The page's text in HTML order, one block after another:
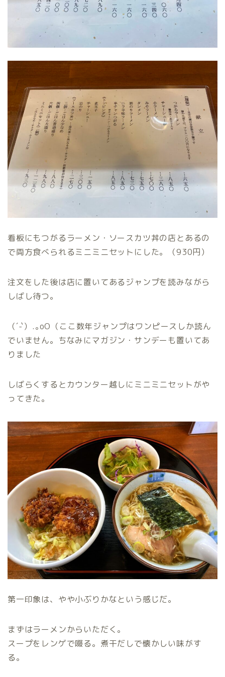
看板にもつがるラーメン・ソースカツ丼の店とあるの
で両方食べられるミニミニセットにした。（930円）
注文をした後は店に置いてあるジャンプを読みながら
しばし待つ。
（´-`）.｡oO（ここ数年ジャンプはワンピースしか読ん
でいません。ちなみにマガジン・サンデーも置いてあ
りました
しばらくするとカウンター越しにミニミニセットがや
ってきた。
第一印象は、やや小ぶりかなという感じだ。
まずはラーメンからいただく。
スープをレンゲで啜る。煮干だしで懐かしい味がす
る。